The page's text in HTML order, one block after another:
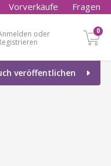
Vorverkäufe Fragen
oder
0
veröffentlichen